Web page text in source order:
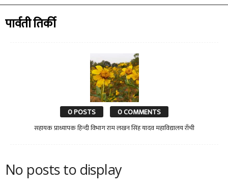
पार्वती तिर्की
0 POSTS 0 COMMENTS
सहायक प्राध्यापक हिन्दी विभाग राम लखन सिंह यादव महाविद्यालय राँची
No posts to display